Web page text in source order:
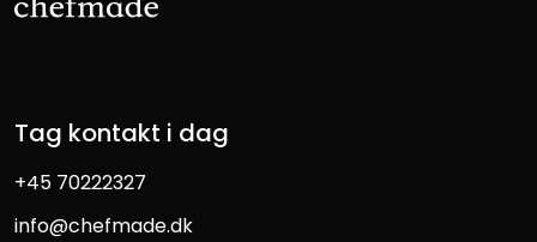
Tag kontakt i dag
+45 70222327
info@chefmade.dk